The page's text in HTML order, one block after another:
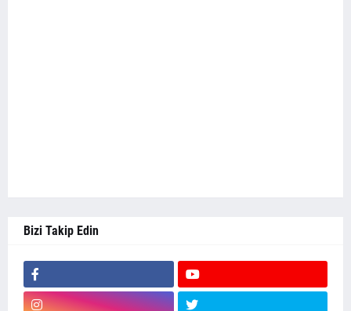
Bizi Takip Edin